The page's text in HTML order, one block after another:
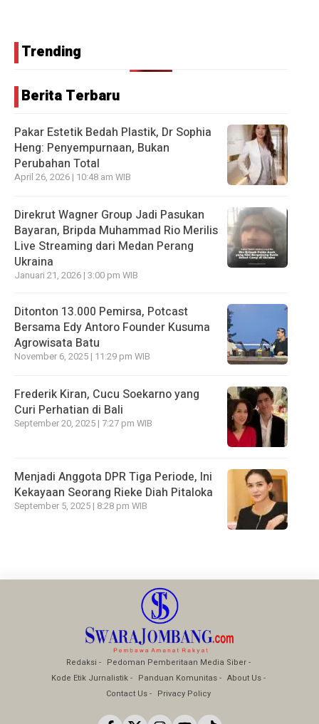
Trending
Berita Terbaru
Pakar Estetik Bedah Plastik, Dr Sophia
Heng: Penyempurnaan, Bukan
Perubahan Total
April 26, 2026 | 10:48 am WIB
Direkrut Wagner Group Jadi Pasukan
Bayaran, Bripda Muhammad Rio Merilis
Live Streaming dari Medan Perang
Ukraina
Januari 21, 2026 | 3:00 pm WIB
Ditonton 13.000 Pemirsa, Potcast
Bersama Edy Antoro Founder Kusuma
Agrowisata Batu
November 6, 2025 | 11:29 pm WIB
Frederik Kiran, Cucu Soekarno yang
Curi Perhatian di Bali
September 20, 2025 | 7:27 pm WIB
Menjadi Anggota DPR Tiga Periode, Ini
Kekayaan Seorang Rieke Diah Pitaloka
September 5, 2025 | 8:28 pm WIB
Redaksi
Pedoman Pemberitaan Media Siber
Kode Etik Jurnalistik
Panduan Komunitas
About Us
Contact Us
Privacy Policy